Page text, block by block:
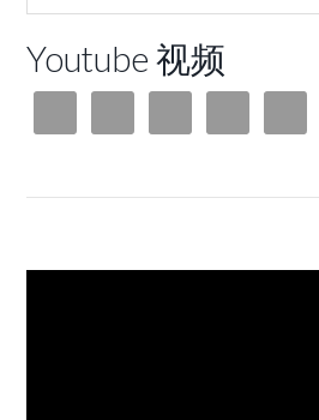
Youtube 视频